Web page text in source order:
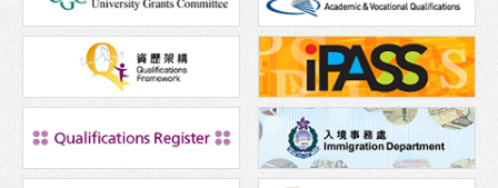
Afrika
Nach dem Studium
Weiteres Studium in HongKong
Arbeiten in Hong Kong